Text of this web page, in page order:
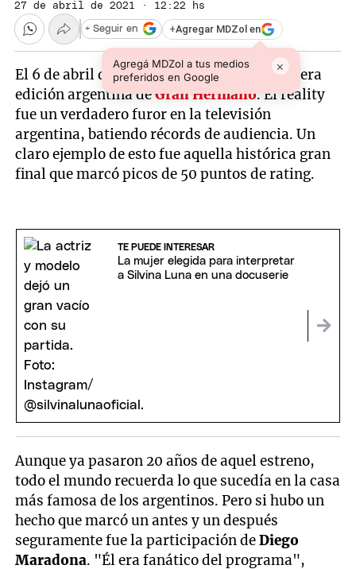
27 de abril de 2021 · 12:22 hs
+Agregar MDZol en
Agregá MDZol a tus medios
preferidos en Google
×
+ Seguir en
El 6 de abril de 2001 fue el debut de la primera
edición argentina deGran Hermano. El reality
fue un verdadero furor en la televisión
argentina, batiendo récords de audiencia. Un
claro ejemplo de esto fue aquella histórica gran
final que marcó picos de 50 puntos de rating.
TE PUEDE INTERESAR
La mujer elegida para interpretar
a Silvina Luna en una docuserie
Aunque ya pasaron 20 años de aquel estreno,
todo el mundo recuerda lo que sucedía en la casa
más famosa de los argentinos. Pero si hubo un
hecho que marcó un antes y un después
seguramente fue la participación deDiego
Maradona. "Él era fanático del programa",